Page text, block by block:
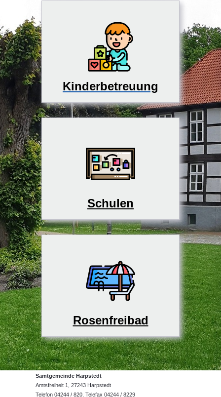
Kinderbetreuung
Schulen
Rosenfreibad
Samtgemeinde Harpstedt
Amtsfreiheit 1, 27243 Harpstedt
Telefon 04244 / 820, Telefax 04244 / 8229